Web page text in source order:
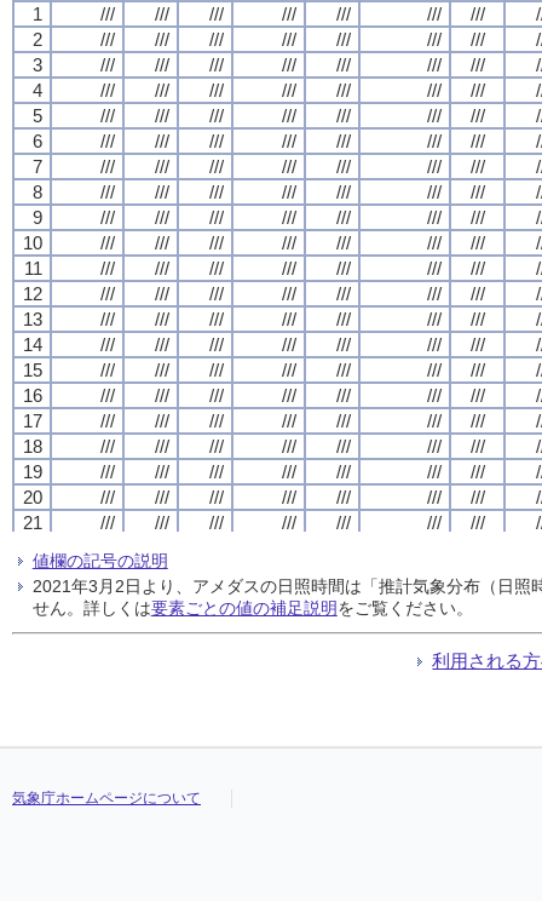
1
/// /// /// /// /// /// ///
2
/// /// /// /// /// /// ///
3
/// /// /// /// /// /// ///
4
/// /// /// /// /// /// ///
5
/// /// /// /// /// /// ///
6
/// /// /// /// /// /// ///
7
/// /// /// /// /// /// ///
8
/// /// /// /// /// /// ///
9
/// /// /// /// /// /// ///
10
/// /// /// /// /// /// ///
11
/// /// /// /// /// /// ///
12
/// /// /// /// /// /// ///
13
/// /// /// /// /// /// ///
14
/// /// /// /// /// /// ///
15
/// /// /// /// /// /// ///
16
/// /// /// /// /// /// ///
17
/// /// /// /// /// /// ///
18
/// /// /// /// /// /// ///
19
/// /// /// /// /// /// ///
20
/// /// /// /// /// /// ///
21
/// /// /// /// /// /// ///
23
/// /// ///
24
/// /// /// /// /// /// ///
1
/// /// /// /// /// /// ///
2
/// /// /// /// /// /// ///
3
/// /// /// /// /// /// ///
4
/// /// /// /// /// /// ///
5
/// /// /// /// /// /// ///
6
/// /// /// /// /// /// ///
7
/// /// /// /// /// /// ///
8
/// /// /// /// /// /// ///
9
/// /// /// /// /// /// ///
10
/// /// /// /// /// /// ///
11
/// /// /// /// /// /// ///
12
/// /// /// /// /// /// ///
13
/// /// /// /// /// /// ///
14
/// /// /// /// /// /// ///
15
/// /// /// /// /// /// ///
16
/// /// /// /// /// /// ///
17
/// /// /// /// /// /// ///
18
/// /// /// /// /// /// ///
19
/// /// /// /// /// /// ///
20
/// /// /// /// /// /// ///
21
/// /// /// /// /// /// ///
23
/// /// ///
24
/// /// /// /// /// /// ///
1
/// /// /// /// /// /// ///
2
/// /// /// /// /// /// ///
3
/// /// /// /// /// /// ///
4
/// /// /// /// /// /// ///
5
/// /// /// /// /// /// ///
6
/// /// /// /// /// /// ///
7
/// /// /// /// /// /// ///
8
/// /// /// /// /// /// ///
9
/// /// /// /// /// /// ///
10
/// /// /// /// /// /// ///
11
/// /// /// /// /// /// ///
12
/// /// /// /// /// /// ///
13
/// /// /// /// /// /// ///
14
/// /// /// /// /// /// ///
15
/// /// /// /// /// /// ///
16
/// /// /// /// /// /// ///
17
/// /// /// /// /// /// ///
18
/// /// /// /// /// /// ///
19
/// /// /// /// /// /// ///
20
/// /// /// /// /// /// ///
21
/// /// /// /// /// /// ///
23
/// /// ///
24
/// /// /// /// /// /// ///
1
/// /// /// /// /// /// ///
2
/// /// /// /// /// /// ///
3
/// /// /// /// /// /// ///
4
/// /// /// /// /// /// ///
5
/// /// /// /// /// /// ///
6
/// /// /// /// /// /// ///
7
/// /// /// /// /// /// ///
8
/// /// /// /// /// /// ///
9
/// /// /// /// /// /// ///
10
/// /// /// /// /// /// ///
11
/// /// /// /// /// /// ///
12
/// /// /// /// /// /// ///
13
/// /// /// /// /// /// ///
14
/// /// /// /// /// /// ///
15
/// /// /// /// /// /// ///
16
/// /// /// /// /// /// ///
17
/// /// /// /// /// /// ///
18
/// /// /// /// /// /// ///
19
/// /// /// /// /// /// ///
20
/// /// /// /// /// /// ///
21
/// /// /// /// /// /// ///
23
/// /// ///
24
/// /// /// /// /// /// ///
値欄の記号の説明
2021年3月2日より、アメダスの日照時間は「推計気象分布（日
せん。詳しくは要素ごとの値の補足説明をご覧ください。
利用される
気象庁ホームページについて